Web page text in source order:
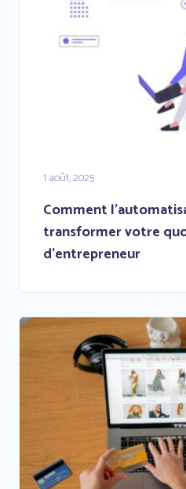
1 août, 2025
Comment
transformer votre
d’entrepreneur